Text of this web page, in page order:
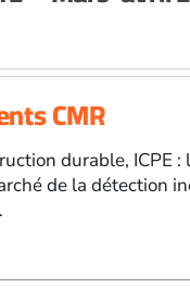
CMR
durable, ICPE
de la détection